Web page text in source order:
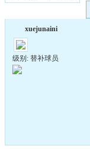
xuejunaini
级别: 替补球员